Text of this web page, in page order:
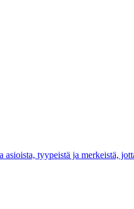
tyypeistä ja merkeistä,